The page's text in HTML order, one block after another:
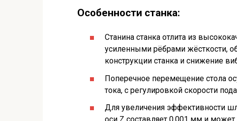
Особенности станка:
Станина станка отлита из
усиленными рёбрами жёсткости,
конструкции станка и снижение
Поперечное перемещение стола
тока, с регулировкой скорости
Для увеличения эффективности